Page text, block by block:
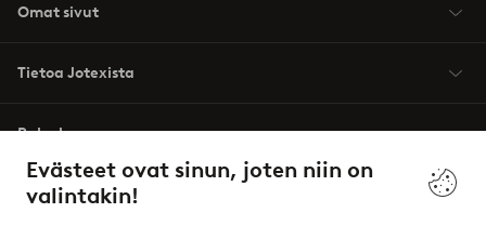
Evästeet ovat sinun, joten niin on
valintakin!
Omat sivut
Tietoa Jotexista
Palvelumme
Ehdot